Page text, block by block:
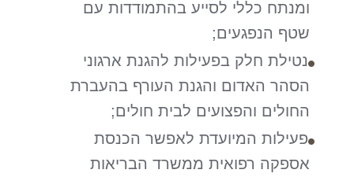
ומנתח כללי לסייע בהתמודדות עם
שטף הנפגעים;
נטילת חלק בפעילות להגנת ארגוני
הסהר האדום והגנת העורף בהעברת
החולים והפצועים לבית חולים;
פעילות המיועדת לאפשר הכנסת
אספקה רפואית ממשרד הבריאות